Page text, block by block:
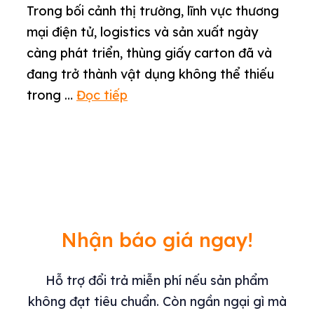
Trong bối cảnh thị trường, lĩnh vực thương
mại điện tử, logistics và sản xuất ngày
càng phát triển, thùng giấy carton đã và
đang trở thành vật dụng không thể thiếu
trong … Đọc tiếp
Nhận báo giá ngay!
Hỗ trợ đổi trả miễn phí nếu sản phẩm
không đạt tiêu chuẩn. Còn ngần ngại gì mà